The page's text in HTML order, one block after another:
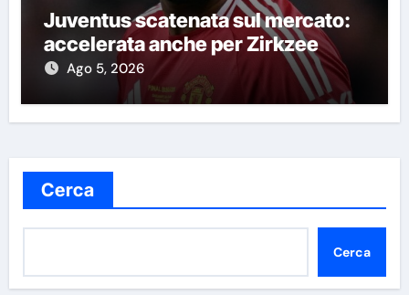
Juventus scatenata sul mercato:
accelerata anche per Zirkzee
Ago 5, 2026
Cerca
Cerca